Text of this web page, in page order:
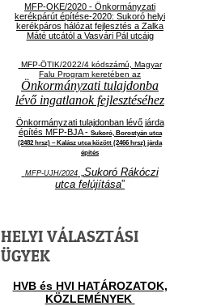
MFP-OKE/2020 - Önkormányzati
kerékpárút építése-2020: Sukoró helyi
kerékpáros hálózat fejlesztés a Zalka
Máté utcától a Vasvári Pál utcáig
MFP-ÖTIK/2022/4 kódszámú, Magyar
Falu Program keretében az
Önkormányzati tulajdonba
lévő ingatlanok fejlesztéséhez
Önkormányzati tulajdonban lévő járda
építés MFP-BJA - Sukoró, Borostyán utca
(2482 hrsz) – Kalász utca között (2466 hrsz) járda
építés
MFP-UJH/2024„ Sukoró Rákóczi
utca felújítása”
HELYI VÁLASZTÁSI
ÜGYEK
HVB és HVI HATÁROZATOK,
KÖZLEMÉNYEK